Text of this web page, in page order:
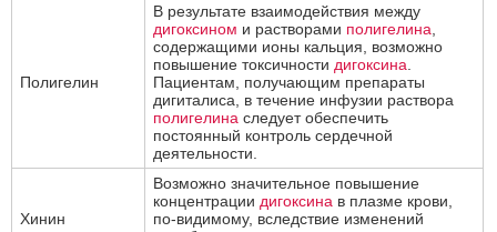
Полигелин
В результате взаимодействия между
дигоксином и растворами полигелина
содержащими ионы кальция, возможно
повышение токсичности дигоксина
Пациентам, получающим препараты
дигиталиса, в течение инфузии раствора
полигелина следует обеспечить
постоянный контроль сердечной
деятельности.
Хинин
Возможно значительное повышение
концентрации дигоксина в плазме крови,
по-видимому, вследствие изменений